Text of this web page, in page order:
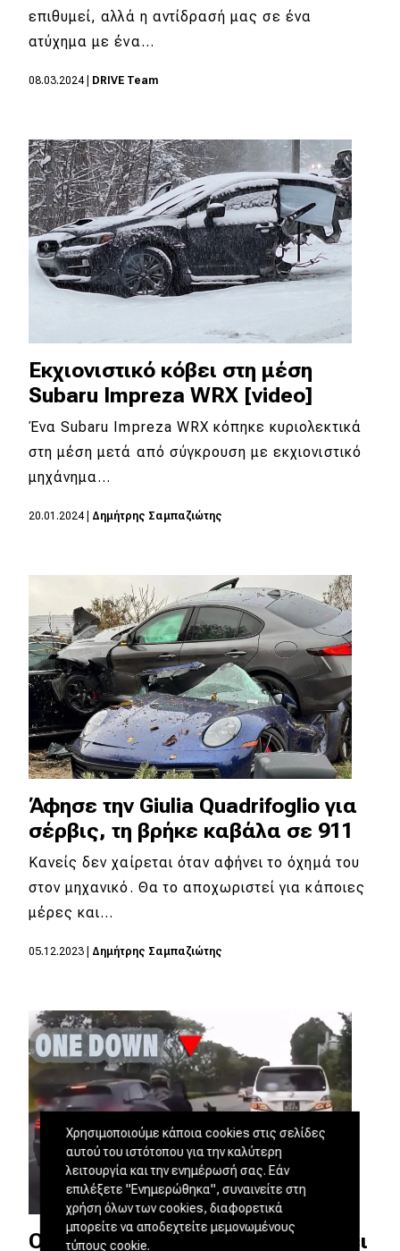
επιθυμεί, αλλά η αντίδρασή μας σε ένα
ατύχημα με ένα…
08.03.2024| DRIVE Team
Εκχιονιστικό κόβει στη μέση
Subaru Impreza WRX [video]
Ένα Subaru Impreza WRX κόπηκε κυριολεκτικά
στη μέση μετά από σύγκρουση με εκχιονιστικό
μηχάνημα…
20.01.2024| Δημήτρης Σαμπαζιώτης
Άφησε την Giulia Quadrifoglio για
σέρβις, τη βρήκε καβάλα σε 911
Κανείς δεν χαίρεται όταν αφήνει το όχημά του
στον μηχανικό. Θα το αποχωριστεί για κάποιες
μέρες και…
05.12.2023 Δημήτρης Σαμπαζιώτης
Οδηγός Porsche Macan γκρεμίζει
Χρησιμοποιούμε κάποια cookies στις σελίδες
αυτού του ιστότοπου για την καλύτερη
λειτουργία και την ενημέρωσή σας. Εάν
επιλέξετε "Ενημερώθηκα", συναινείτε στη
χρήση όλων των cookies, διαφορετικά
μπορείτε να αποδεχτείτε μεμονωμένους
τύπους cookie.